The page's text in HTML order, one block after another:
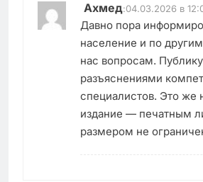
Ахмед:04.03.2026 в
Давно пора
население и по
нас вопросам.
разъяснениями
специалистов. Это же
издание — печатным
размером не